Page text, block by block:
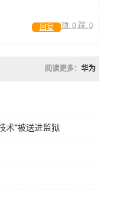
顶: 0 踩: 0
回复
阅读更多： 华为
术"被送进监狱